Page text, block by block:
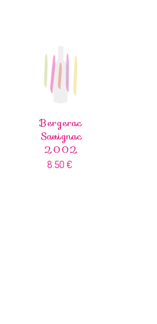
Bergerac
Savignac
2002
8.50 €